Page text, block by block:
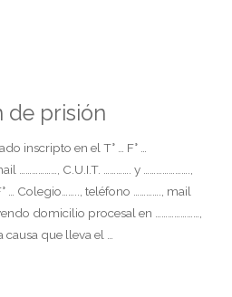
de prisión
inscripto en el T° … F° …
………………, C.U.I.T. …………. y ………………….,
… Colegio…….., teléfono …………., mail
domicilio procesal en …………………,
que lleva el …